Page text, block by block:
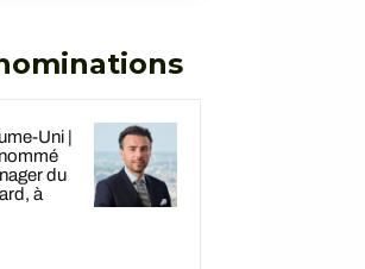
Uni |
du
à